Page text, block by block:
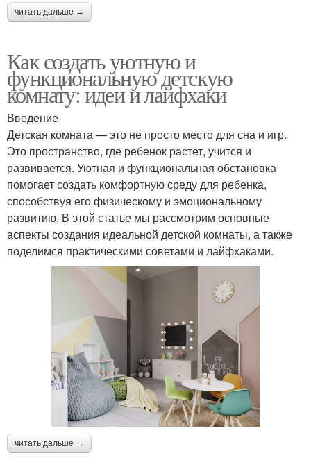
читать дальше →
Как создать уютную и
функциональную детскую
комнату: идеи и лайфхаки
Введение
Детская комната — это не просто место для сна и игр.
Это пространство, где ребенок растет, учится и
развивается. Уютная и функциональная обстановка
помогает создать комфортную среду для ребенка,
способствуя его физическому и эмоциональному
развитию. В этой статье мы рассмотрим основные
аспекты создания идеальной детской комнаты, а также
поделимся практическими советами и лайфхаками.
читать дальше →